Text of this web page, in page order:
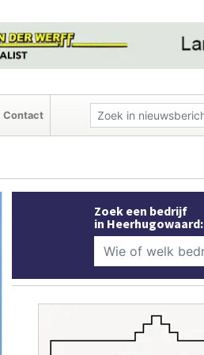
Contact
Zoek een bedrijf
in Heerhugowaard: